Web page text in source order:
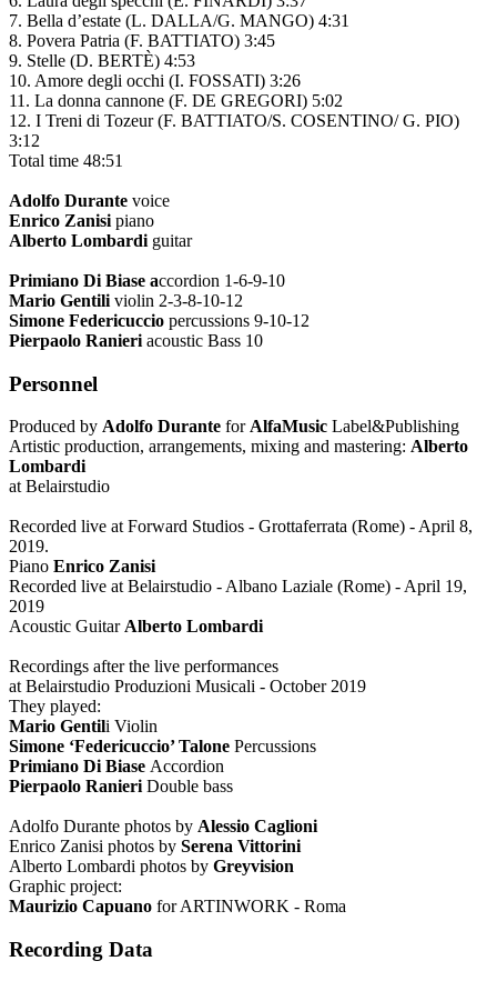
7. Bella d’estate (L. DALLA/G. MANGO) 4:31
8. Povera Patria (F. BATTIATO) 3:45
9. Stelle (D. BERTÈ) 4:53
10. Amore degli occhi (I. FOSSATI) 3:26
11. La donna cannone (F. DE GREGORI) 5:02
12. I Treni di Tozeur(F. BATTIATO/S. COSENTINO/ G. PIO)
3:12
Total time 48:51
Adolfo Durante voice
Enrico Zanisi piano
Alberto Lombardi guitar
Primiano Di Biase accordion 1-6-9-10
Mario Gentili violin 2-3-8-10-12
Simone Federicuccio percussions 9-10-12
Pierpaolo Ranieri acoustic Bass 10
Personnel
Produced by Adolfo Durante forAlfaMusic Label&Publishing
Artistic production, arrangements, mixing and mastering: Alberto
Lombardi
at Belairstudio
Recorded live at Forward Studios - Grottaferrata (Rome) - April 8,
2019.
Piano Enrico Zanisi
Recorded live at Belairstudio - Albano Laziale (Rome) - April 19,
2019
Acoustic GuitarAlberto Lombardi
Recordings after the live performances
at Belairstudio Produzioni Musicali - October 2019
They played:
Mario Gentili Violin
Simone ‘Federicuccio’ Talone Percussions
Primiano Di Biase Accordion
Pierpaolo RanieriDouble bass
Adolfo Durante photos by Alessio Caglioni
Enrico Zanisi photos by Serena Vittorini
Alberto Lombardi photos by Greyvision
Graphic project:
Maurizio Capuano for ARTINWORK - Roma
Recording Data